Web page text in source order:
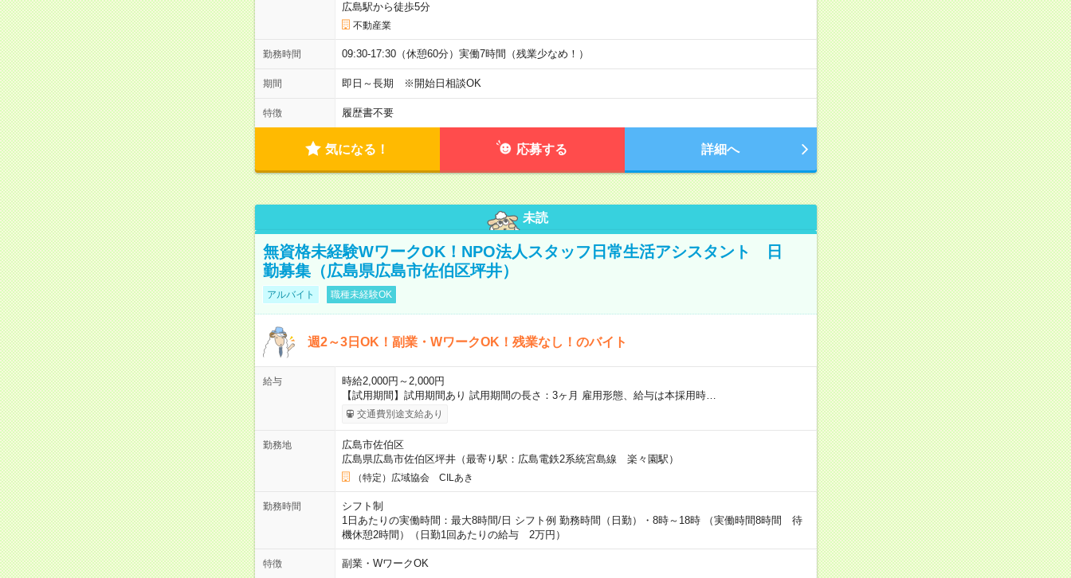
広島駅から徒歩5分
不動産業
勤務時間 09:30-17:30（休憩60分）実働7時間（残業少なめ！）
期間 即日～長期 ※開始日相談OK
特徴 履歴書不要
気になる！ 応募する 詳細へ
未読
無資格未経験WワークOK！NPO法人スタッフ日常生活アシスタント 日
勤募集（広島県広島市佐伯区坪井）
アルバイト 職種未経験OK
週2～3日OK！副業・WワークOK！残業なし！のバイト
給与
時給2,000円～2,000円
【試用期間】試用期間あり 試用期間の長さ：3ヶ月 雇用形態、給与は本採用時…
交通費別途支給あり
勤務地
広島市佐伯区
広島県広島市佐伯区坪井（最寄り駅：広島電鉄2系統宮島線 楽々園駅）
（特定）広域協会 CILあき
勤務時間
シフト制
1日あたりの実働時間：最大8時間/日 シフト例 勤務時間（日勤）・8時～18時 （実働時間8時間 待
機休憩2時間）（日勤1回あたりの給与 2万円）
特徴 副業・WワークOK